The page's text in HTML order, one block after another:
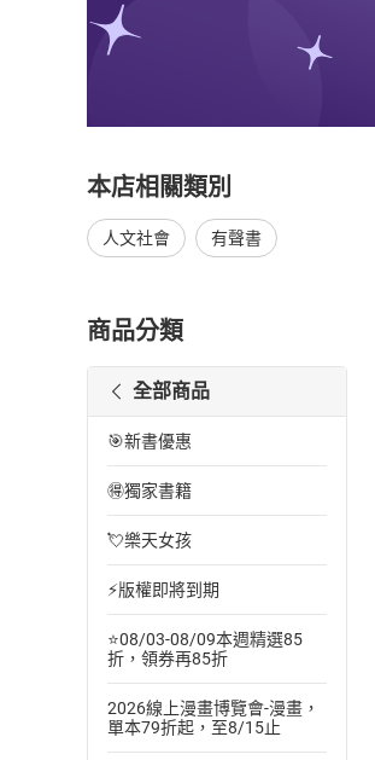
本店相關類別
人文社會 有聲書
商品分類
全部商品
🎯新書優惠
🉐獨家書籍
💘樂天女孩
⚡版權即將到期
⭐08/03-08/09本週精選85
折，領券再85折
2026線上漫畫博覽會-漫畫，
單本79折起，至8/15止